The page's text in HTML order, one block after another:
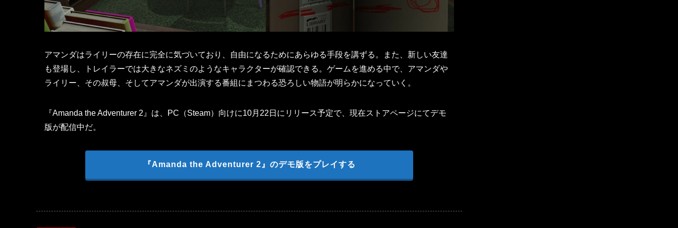
アマンダはライリーの存在に完全に気づいており、自由になるためにあらゆる手段を講ずる。また、新しい友達
も登場し、トレイラーでは大きなネズミのようなキャラクターが確認できる。ゲームを進める中で、アマンダや
ライリー、その叔母、そしてアマンダが出演する番組にまつわる恐ろしい物語が明らかになっていく。
『Amanda the Adventurer 2』は、PC（Steam）向けに10月22日にリリース予定で、現在ストアページにてデモ
版が配信中だ。
『Amanda the Adventurer 2』のデモ版をプレイする